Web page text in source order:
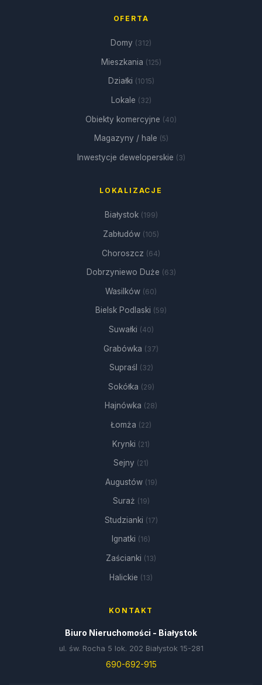
OFERTA
Domy (312)
Mieszkania (125)
Działki (1015)
Lokale (32)
Obiekty komercyjne (40)
Magazyny / hale (5)
Inwestycje deweloperskie (3)
LOKALIZACJE
Białystok (199)
Zabłudów (105)
Choroszcz (64)
Dobrzyniewo Duże (63)
Wasilków (60)
Bielsk Podlaski (59)
Suwałki (40)
Grabówka (37)
Supraśl (32)
Sokółka (29)
Hajnówka (28)
Łomża (22)
Krynki (21)
Sejny (21)
Augustów (19)
Suraż (19)
Studzianki (17)
Ignatki (16)
Zaścianki (13)
Halickie (13)
KONTAKT
Biuro Nieruchomości - Białystok
ul. św. Rocha 5 lok. 202 Białystok 15-281
690-692-915